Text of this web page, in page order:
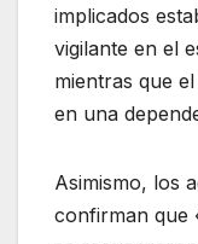
implicados
vigilante en el
mientras que
en una
Asimismo, los
confirman que